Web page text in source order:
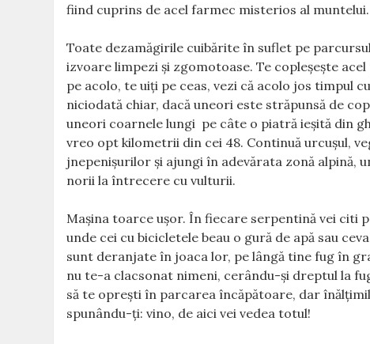
fiind cuprins de acel farmec misterios al muntelui.
Toate dezamăgirile cuibărite în suflet pe
izvoare limpezi şi zgomotoase. Te copleşeşte
pe acolo, te uiţi pe ceas, vezi că acolo jos timpul
niciodată chiar, dacă uneori este străpunsă de
uneori coarnele lungi pe câte o piatră ieşită din
vreo opt kilometrii din cei 48. Continuă urcuşul,
jnepenişurilor şi ajungi în adevărata zonă alpină,
norii la întrecere cu vulturii.
Maşina toarce uşor. În fiecare serpentină vei citi
unde cei cu bicicletele beau o gură de apă sau
sunt deranjate în joaca lor, pe lângă tine fug în
nu te-a clacsonat nimeni, cerându-şi dreptul la
să te opreşti în parcarea încăpătoare, dar
spunându-ţi: vino, de aici vei vedea totul!